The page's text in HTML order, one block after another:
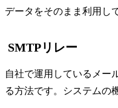
データをそのまま利用し
SMTPリレー
自社で運用しているメー
る方法です。システムの